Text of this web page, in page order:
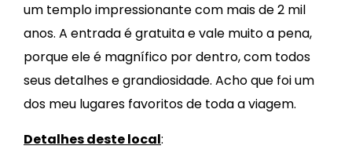
um templo impressionante com mais de 2 mil
anos. A entrada é gratuita e vale muito a pena,
porque ele é magnífico por dentro, com todos
seus detalhes e grandiosidade. Acho que foi um
dos meu lugares favoritos de toda a viagem.
Detalhes deste local: